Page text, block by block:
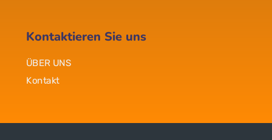
Kontaktieren Sie uns
ÜBER UNS
Kontakt